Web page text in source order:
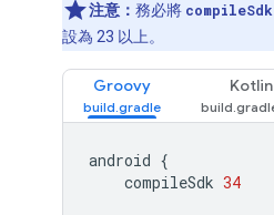
注意： 務必將 compileSdk
設為 23 以上。
Groovy Kotlin
android {
compileSdk 34